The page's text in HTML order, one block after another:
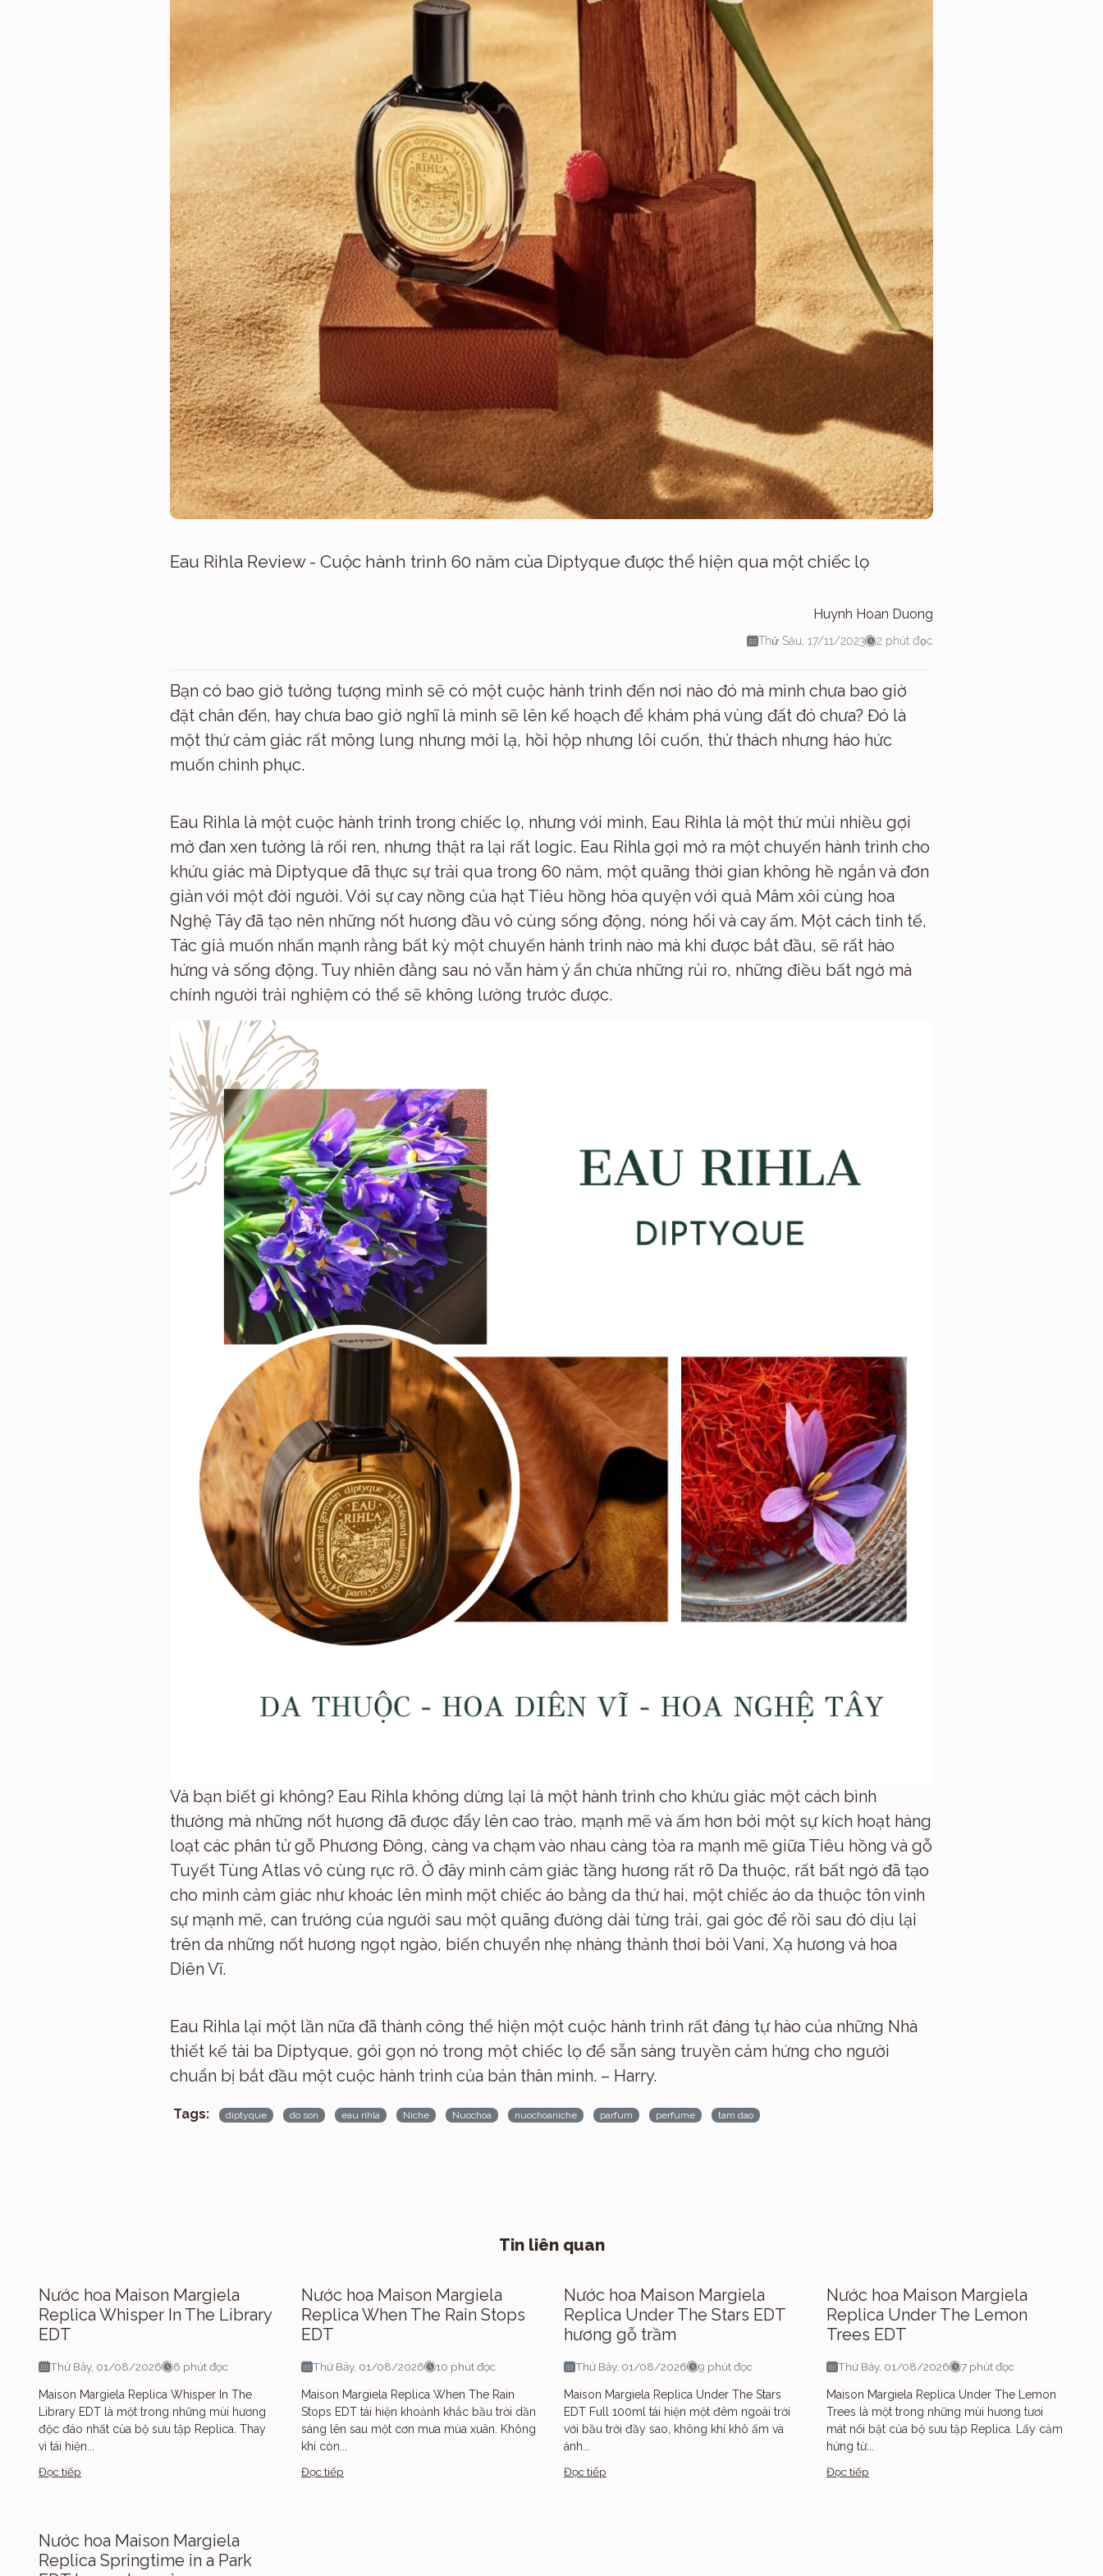
Giới thiệu
Thương hiệu
Sản phẩm
Xuất xứ
Hmagazine
Hương
Eau Rihla Review - Cuộc hành trình 60 năm của Diptyque được thể hiện qua một chiếc lọ
Huynh Hoan Duong
Thứ Sáu, 17/11/2023 2 phút đọc
Bạn có bao giờ tưởng tượng mình sẽ có một cuộc hành trình đến nơi nào đó mà mình chưa bao giờ
đặt chân đến, hay chưa bao giờ nghĩ là mình sẽ lên kế hoạch để khám phá vùng đất đó chưa? Đó là
một thứ cảm giác rất mông lung nhưng mới lạ, hồi hộp nhưng lôi cuốn, thử thách nhưng háo hức
muốn chinh phục.
Eau Rihla là một cuộc hành trình trong chiếc lọ, nhưng với mình, Eau Rihla là một thứ mùi nhiều gợi
mở đan xen tưởng là rối ren, nhưng thật ra lại rất logic. Eau Rihla gợi mở ra một chuyến hành trình cho
khứu giác mà Diptyque đã thực sự trải qua trong 60 năm, một quãng thời gian không hề ngắn và đơn
giản với một đời người. Với sự cay nồng của hạt Tiêu hồng hòa quyện với quả Mâm xôi cùng hoa
Nghệ Tây đã tạo nên những nốt hương đầu vô cùng sống động, nóng hổi và cay ấm. Một cách tinh tế,
Tác giả muốn nhấn mạnh rằng bất kỳ một chuyến hành trình nào mà khi được bắt đầu, sẽ rất hào
hứng và sống động. Tuy nhiên đằng sau nó vẫn hàm ý ẩn chứa những rủi ro, những điều bất ngờ mà
chính người trải nghiệm có thể sẽ không lường trước được.
Và bạn biết gì không? Eau Rihla không dừng lại là một hành trình cho khứu giác một cách bình
thường mà những nốt hương đã được đẩy lên cao trào, mạnh mẽ và ấm hơn bởi một sự kích hoạt hàng
loạt các phân tử gỗ Phương Đông, càng va chạm vào nhau càng tỏa ra mạnh mẽ giữa Tiêu hồng và gỗ
Tuyết Tùng Atlas vô cùng rực rỡ. Ở đây mình cảm giác tầng hương rất rõ Da thuộc, rất bất ngờ đã tạo
cho mình cảm giác như khoác lên mình một chiếc áo bằng da thứ hai, một chiếc áo da thuộc tôn vinh
sự mạnh mẽ, can trường của người sau một quãng đường dài từng trải, gai góc để rồi sau đó dịu lại
trên da những nốt hương ngọt ngào, biến chuyển nhẹ nhàng thảnh thơi bởi Vani, Xạ hương và hoa
Diên Vĩ.
Eau Rihla lại một lần nữa đã thành công thể hiện một cuộc hành trình rất đáng tự hào của những Nhà
thiết kế tài ba Diptyque, gói gọn nó trong một chiếc lọ để sẵn sàng truyền cảm hứng cho người
chuẩn bị bắt đầu một cuộc hành trình của bản thân mình. – Harry.
Tags: diptyque do son eau rihla Niche Nuochoa nuochoaniche parfum perfume tam dao
Tin liên quan
Nước hoa Maison Margiela
Replica Whisper In The Library
EDT
Thứ Bảy, 01/08/2026 6 phút đọc
Maison Margiela Replica Whisper In The
Library EDT là một trong những mùi hương
độc đáo nhất của bộ sưu tập Replica. Thay
vì tái hiện...
Đọc tiếp
Nước hoa Maison Margiela
Replica When The Rain Stops
EDT
Thứ Bảy, 01/08/2026 10 phút đọc
Maison Margiela Replica When The Rain
Stops EDT tái hiện khoảnh khắc bầu trời dần
sáng lên sau một cơn mưa mùa xuân. Không
khí còn...
Đọc tiếp
Nước hoa Maison Margiela
Replica Under The Stars EDT
hương gỗ trầm
Thứ Bảy, 01/08/2026 9 phút đọc
Maison Margiela Replica Under The Stars
EDT Full 100ml tái hiện một đêm ngoài trời
với bầu trời đầy sao, không khí khô ấm và
ánh...
Đọc tiếp
Nước hoa Maison Margiela
Replica Under The Lemon
Trees EDT
Thứ Bảy, 01/08/2026 7 phút đọc
Maison Margiela Replica Under The Lemon
Trees là một trong những mùi hương tươi
mát nổi bật của bộ sưu tập Replica. Lấy cảm
hứng từ...
Đọc tiếp
Nước hoa Maison Margiela
Replica Springtime in a Park